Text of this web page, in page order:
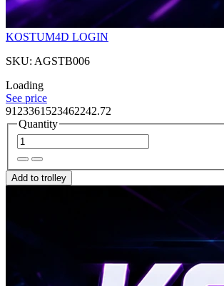
KOSTUM4D LOGIN
SKU: AGSTB006
Loading
See price
9123361523462242.72
Quantity
Add to trolley